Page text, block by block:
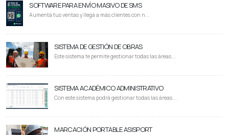
SOFTWARE PARA ENVÍO MASIVO DE SMS
Aumentá tus ventas y llegá a más clientes con n...
SISTEMA DE GESTIÓN DE OBRAS
Este sistema te permite gestionar todas las áreas...
SISTEMA ACADÉMICO ADMINISTRATIVO
Con este sistema podrá gestionar todas las áreas...
MARCACIÓN PORTABLE ASISPORT